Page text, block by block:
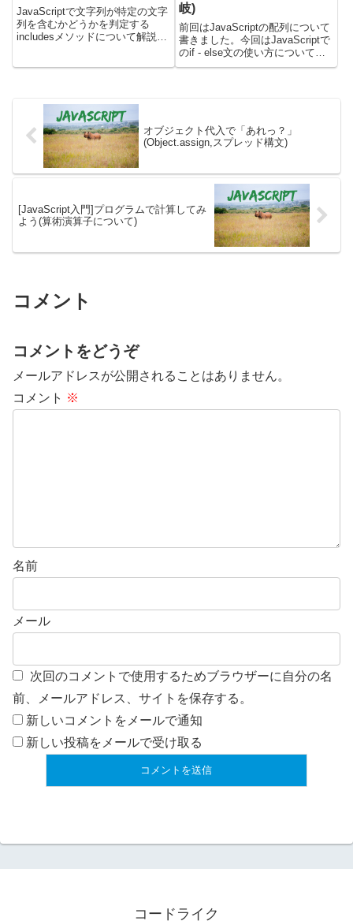
JavaScriptで文字列が特定の文字
列を含むかどうかを判定する
includesメソッドについて解説し
岐)
前回はJavaScriptの配列について
書きました。今回はJavaScriptで
のif - else文の使い方について、
見ていきましょう。最初に
オブジェクト代入で「あれっ？」
(Object.assign,スプレッド構文)
[JavaScript入門]プログラムで計算してみ
よう(算術演算子について)
コメント
コメントをどうぞ
メールアドレスが公開されることはありません。
コメント ※
名前
メール
次回のコメントで使用するためブラウザーに自分の名
前、メールアドレス、サイトを保存する。
新しいコメントをメールで通知
新しい投稿をメールで受け取る
コードライク